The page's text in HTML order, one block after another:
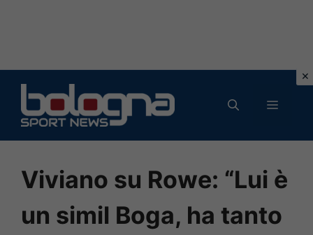
contenuto
MENU
Viviano su Rowe: “Lui è
un simil Boga, ha tanto